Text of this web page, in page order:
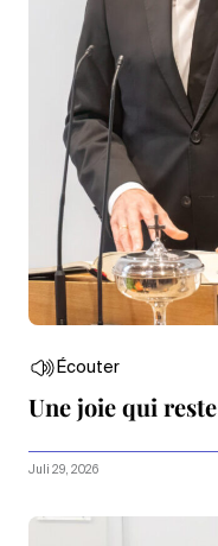
Écouter
Une joie qui reste
Juli 29, 2026